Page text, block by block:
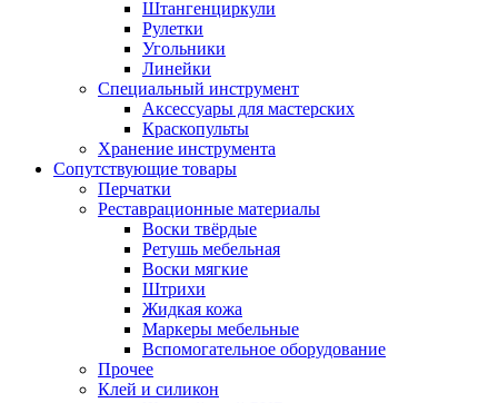
Штангенциркули
Рулетки
Угольники
Линейки
Специальный инструмент
Аксессуары для мастерских
Краскопульты
Хранение инструмента
Сопутствующие товары
Перчатки
Реставрационные материалы
Воски твёрдые
Ретушь мебельная
Воски мягкие
Штрихи
Жидкая кожа
Маркеры мебельные
Вспомогательное оборудование
Прочее
Клей и силикон